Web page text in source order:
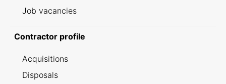
Job vacancies
Contractor profile
Acquisitions
Disposals